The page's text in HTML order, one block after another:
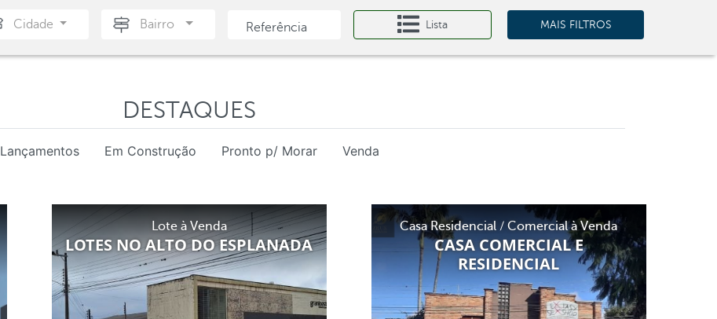
Cidade Bairro Lista MAIS FILTROS
DESTAQUES
Lançamentos Em Construção Pronto p/ Morar Venda
Lote à Venda
LOTES NO ALTO DO ESPLANADA
Casa Residencial / Comercial à Venda
CASA COMERCIAL E
RESIDENCIAL